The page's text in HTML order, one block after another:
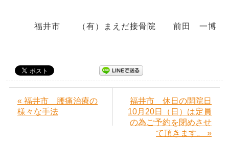
福井市 （有）まえだ接骨院 前田 一博
« 福井市 腰痛治療の
様々な手法
福井市 休日の開院日
10月20日（日）は定員
の為ご予約を閉めさせ
て頂きます。 »